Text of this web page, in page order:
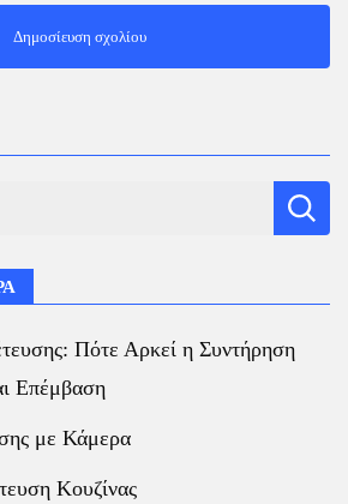
Πότε Αρκεί η Συντήρηση
Επέμβαση
με Κάμερα
Κουζίνας